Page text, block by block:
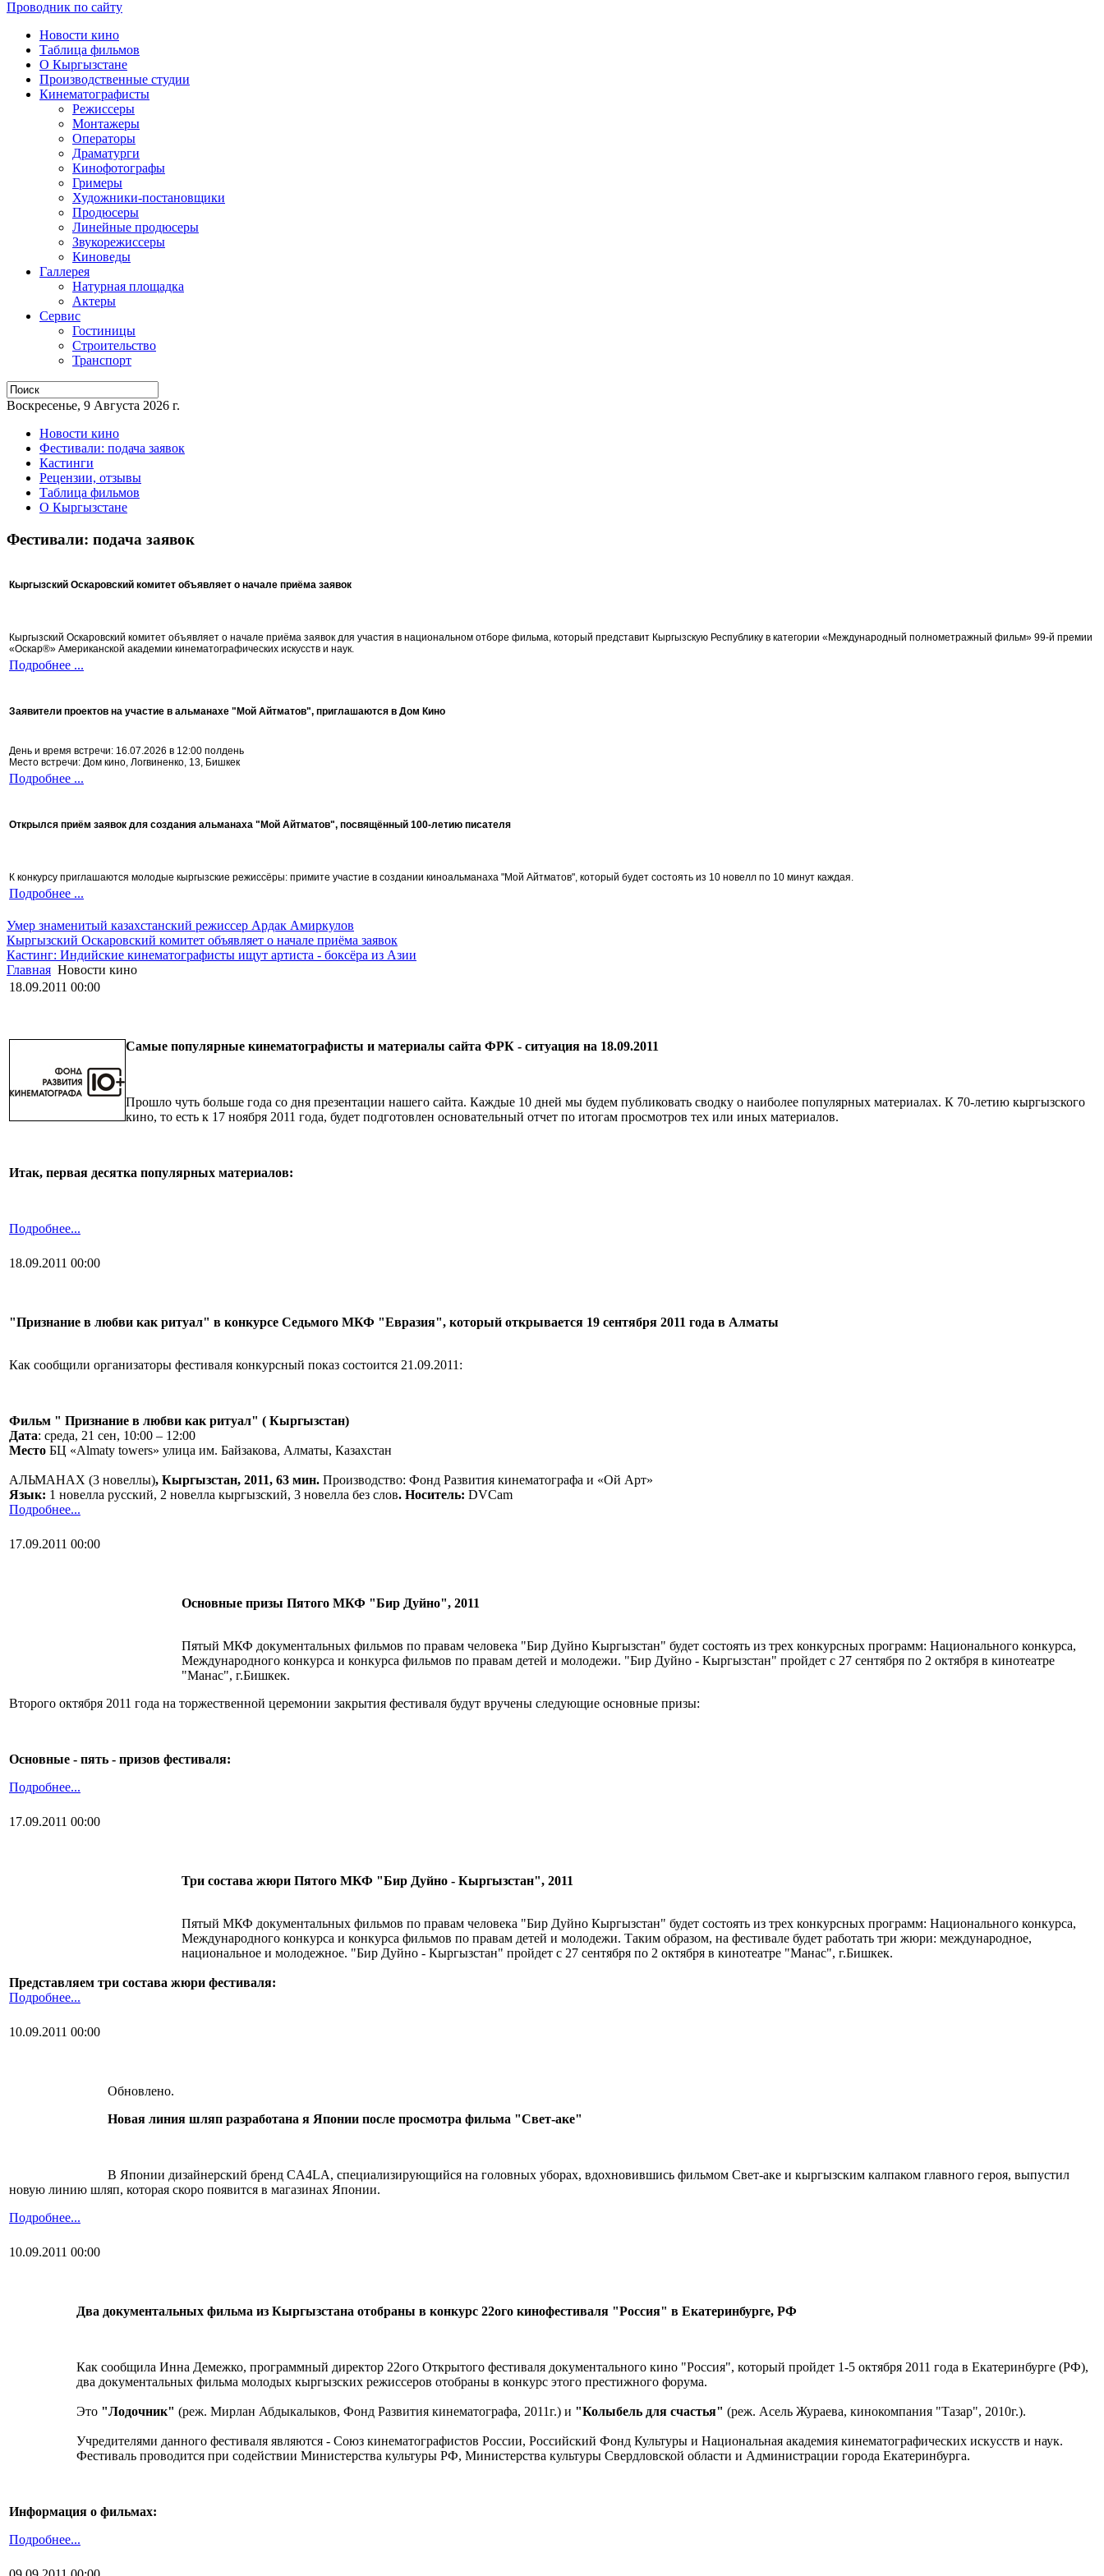
Проводник по сайту
Новости кино
Таблица фильмов
О Кыргызстане
Производственные студии
Кинематографисты
Режиссеры
Монтажеры
Операторы
Драматурги
Кинофотографы
Гримеры
Художники-постановщики
Продюсеры
Линейные продюсеры
Звукорежиссеры
Киноведы
Галлерея
Натурная площадка
Актеры
Сервис
Гостиницы
Строительство
Транспорт
Воскресенье, 9 Августа 2026 г.
Новости кино
Фестивали: подача заявок
Кастинги
Рецензии, отзывы
Таблица фильмов
О Кыргызстане
Фестивали: подача заявок
Кыргызский Оскаровский комитет объявляет о начале приёма заявок
Кыргызский Оскаровский комитет объявляет о начале приёма заявок для участия в национальном отборе фильма, который представит Кыргызскую Республику в категории «Международный полнометражный фильм» 99-й премии
«Оскар®» Американской академии кинематографических искусств и наук.
Подробнее ...
Заявители проектов на участие в альманахе "Мой Айтматов", приглашаются в Дом Кино
День и время встречи: 16.07.2026 в 12:00 полдень
Место встречи: Дом кино, Логвиненко, 13, Бишкек
Подробнее ...
Открылся приём заявок для создания альманаха "Мой Айтматов", посвящённый 100-летию писателя
К конкурсу приглашаются молодые кыргызские режиссёры: примите участие в создании киноальманаха "Мой Айтматов", который будет состоять из 10 новелл по 10 минут каждая.
Подробнее ...
Умер знаменитый казахстанский режиссер Ардак Амиркулов
Кыргызский Оскаровский комитет объявляет о начале приёма заявок
Кастинг: Индийские кинематографисты ищут артиста - боксёра из Азии
Главная Новости кино
18.09.2011 00:00
Самые популярные кинематографисты и материалы сайта ФРК - ситуация на 18.09.2011
Прошло чуть больше года со дня презентации нашего сайта. Каждые 10 дней мы будем публиковать сводку о наиболее популярных материалах. К 70-летию кыргызского
кино, то есть к 17 ноября 2011 года, будет подготовлен основательный отчет по итогам просмотров тех или иных материалов.
Итак, первая десятка популярных материалов:
Подробнее...
18.09.2011 00:00
"Признание в любви как ритуал" в конкурсе Седьмого МКФ "Евразия", который открывается 19 сентября 2011 года в Алматы
Как сообщили организаторы фестиваля конкурсный показ состоится 21.09.2011:
Фильм " Признание в любви как ритуал" ( Кыргызстан)
Дата: среда, 21 сен, 10:00 – 12:00
Место БЦ «Almaty towers» улица им. Байзакова, Алматы, Казахстан
АЛЬМАНАХ (3 новеллы), Кыргызстан, 2011, 63 мин. Производство: Фонд Развития кинематографа и «Ой Арт»
Язык: 1 новелла русский, 2 новелла кыргызский, 3 новелла без слов. Носитель: DVCam
Подробнее...
17.09.2011 00:00
Основные призы Пятого МКФ "Бир Дуйно", 2011
Пятый МКФ документальных фильмов по правам человека "Бир Дуйно Кыргызстан" будет состоять из трех конкурсных программ: Национального конкурса,
Международного конкурса и конкурса фильмов по правам детей и молодежи. "Бир Дуйно - Кыргызстан" пройдет с 27 сентября по 2 октября в кинотеатре
"Манас", г.Бишкек.
Второго октября 2011 года на торжественной церемонии закрытия фестиваля будут вручены следующие основные призы:
Основные - пять - призов фестиваля:
Подробнее...
17.09.2011 00:00
Три состава жюри Пятого МКФ "Бир Дуйно - Кыргызстан", 2011
Пятый МКФ документальных фильмов по правам человека "Бир Дуйно Кыргызстан" будет состоять из трех конкурсных программ: Национального конкурса,
Международного конкурса и конкурса фильмов по правам детей и молодежи. Таким образом, на фестивале будет работать три жюри: международное,
национальное и молодежное. "Бир Дуйно - Кыргызстан" пройдет с 27 сентября по 2 октября в кинотеатре "Манас", г.Бишкек.
Представляем три состава жюри фестиваля:
Подробнее...
10.09.2011 00:00
Обновлено.
Новая линия шляп разработана я Японии после просмотра фильма "Свет-аке"
В Японии дизайнерский бренд CA4LA, специализирующийся на головных уборах, вдохновившись фильмом Свет-аке и кыргызским калпаком главного героя, выпустил
новую линию шляп, которая скоро появится в магазинах Японии.
Подробнее...
10.09.2011 00:00
Два документальных фильма из Кыргызстана отобраны в конкурс 22ого кинофестиваля "Россия" в Екатеринбурге, РФ
Как сообщила Инна Демежко, программный директор 22ого Открытого фестиваля документального кино "Россия", который пройдет 1-5 октября 2011 года в Екатеринбурге (РФ),
два документальных фильма молодых кыргызских режиссеров отобраны в конкурс этого престижного форума.
Это "Лодочник" (реж. Мирлан Абдыкалыков, Фонд Развития кинематографа, 2011г.) и "Колыбель для счастья" (реж. Асель Жураева, кинокомпания "Тазар", 2010г.).
Учредителями данного фестиваля являются - Союз кинематографистов России, Российский Фонд Культуры и Национальная академия кинематографических искусств и наук.
Фестиваль проводится при содействии Министерства культуры РФ, Министерства культуры Свердловской области и Администрации города Екатеринбурга.
Информация о фильмах:
Подробнее...